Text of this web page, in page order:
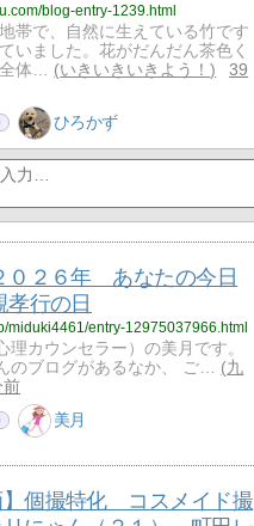
blog-entry-1239.html
帯で、自然に生えている竹です
いました。花がだんだん茶色く
体…
いきいきいきよう！
39
ひろかず
０２６年 あなたの今日
行の日
miduki4461/entry-12975037966.html
カウンセラー）の美月です。
ブログがあるなか、 ご…
九
前
美月
】個撮特化 コスメイド撮